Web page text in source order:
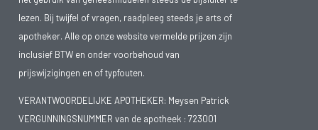
lezen. Bij twijfel of vragen, raadpleeg steeds je arts of
apotheker. Alle op onze website vermelde prijzen zijn
inclusief BTW en onder voorbehoud van
prijswijzigingen en of typfouten.
VERANTWOORDELIJKE APOTHEKER: Meysen Patrick
VERGUNNINGSNUMMER van de apotheek : 723001